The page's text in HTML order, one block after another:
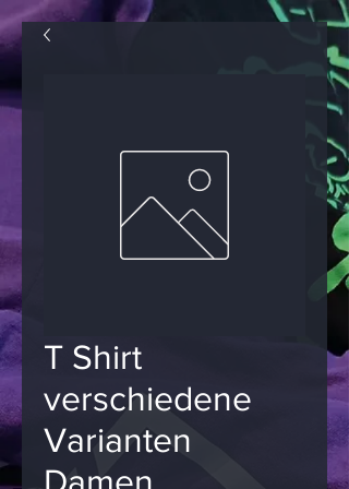
T Shirt
verschiedene
Varianten
Damen